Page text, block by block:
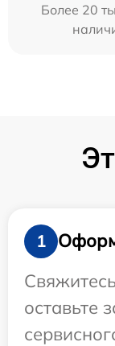
Более 20
1
оставьте